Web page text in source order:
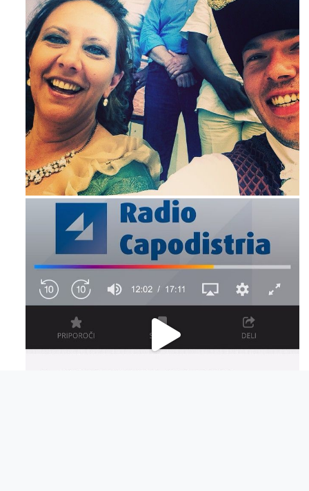
Maj 23